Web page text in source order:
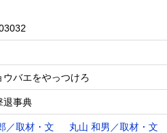
ョウバエをやっつけろ
退事典
／取材・文 丸山 和男／取材・文